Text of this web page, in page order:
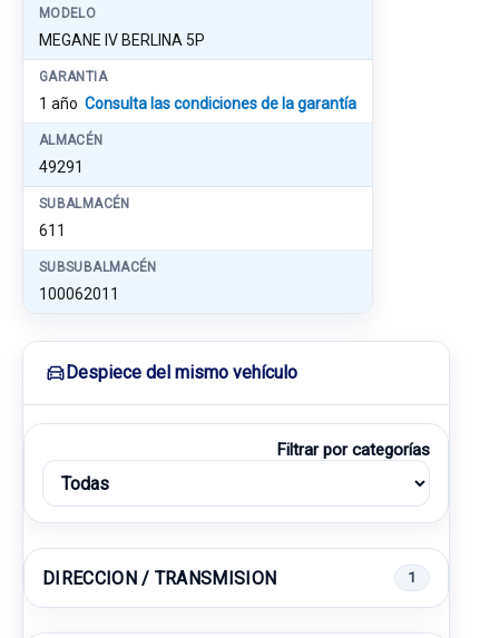
MODELO
MEGANE IV BERLINA 5P
GARANTIA
1 año Consulta las condiciones de la garantía
ALMACÉN
49291
SUBALMACÉN
611
SUBSUBALMACÉN
100062011
Despiece del mismo vehículo
Filtrar por categorías
DIRECCION / TRANSMISION 1